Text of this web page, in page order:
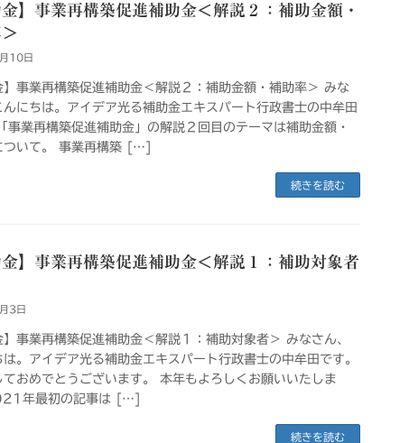
金】事業再構築促進補助金＜解説２：補助金額・
10日
】事業再構築促進補助金＜解説２：補助金額・補助率＞ みな
んにちは。アイデア光る補助金エキスパート行政書士の中牟田
事業再構築促進補助金」の解説２回目のテーマは補助金額・
ついて。 事業再構築 […]
続きを読む
金】事業再構築促進補助金＜解説１：補助対象者
3日
】事業再構築促進補助金＜解説１：補助対象者＞ みなさん、
は。アイデア光る補助金エキスパート行政書士の中牟田です。
ておめでとうございます。 本年もよろしくお願いいたしま
年最初の記事は […]
続きを読む